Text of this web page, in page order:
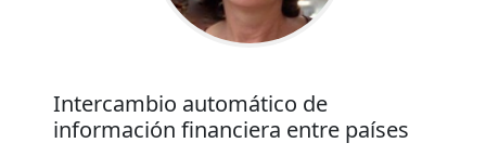
Intercambio automático de
información financiera entre países